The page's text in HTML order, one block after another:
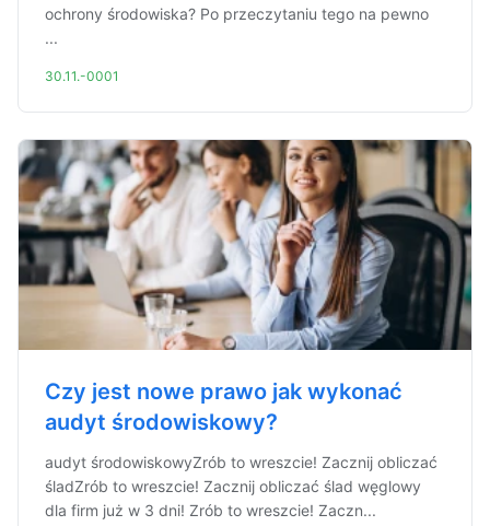
ochrony środowiska? Po przeczytaniu tego na pewno
...
30.11.-0001
Czy jest nowe prawo jak wykonać
audyt środowiskowy?
audyt środowiskowyZrób to wreszcie! Zacznij obliczać
śladZrób to wreszcie! Zacznij obliczać ślad węglowy
dla firm już w 3 dni! Zrób to wreszcie! Zaczn...